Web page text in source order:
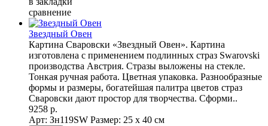
сравнение
Звездный Овен
Картина Сваровски «Звездный Овен». Картина
изготовлена с применением подлинных страз Swarovski
производства Австрия. Стразы выложены на стекле.
Тонкая ручная работа. Цветная упаковка. Разнообразные
формы и размеры, богатейшая палитра цветов страз
Сваровски дают простор для творчества. Сформи..
9258 р.
Арт: Зн119SW Размер: 25 х 40 см